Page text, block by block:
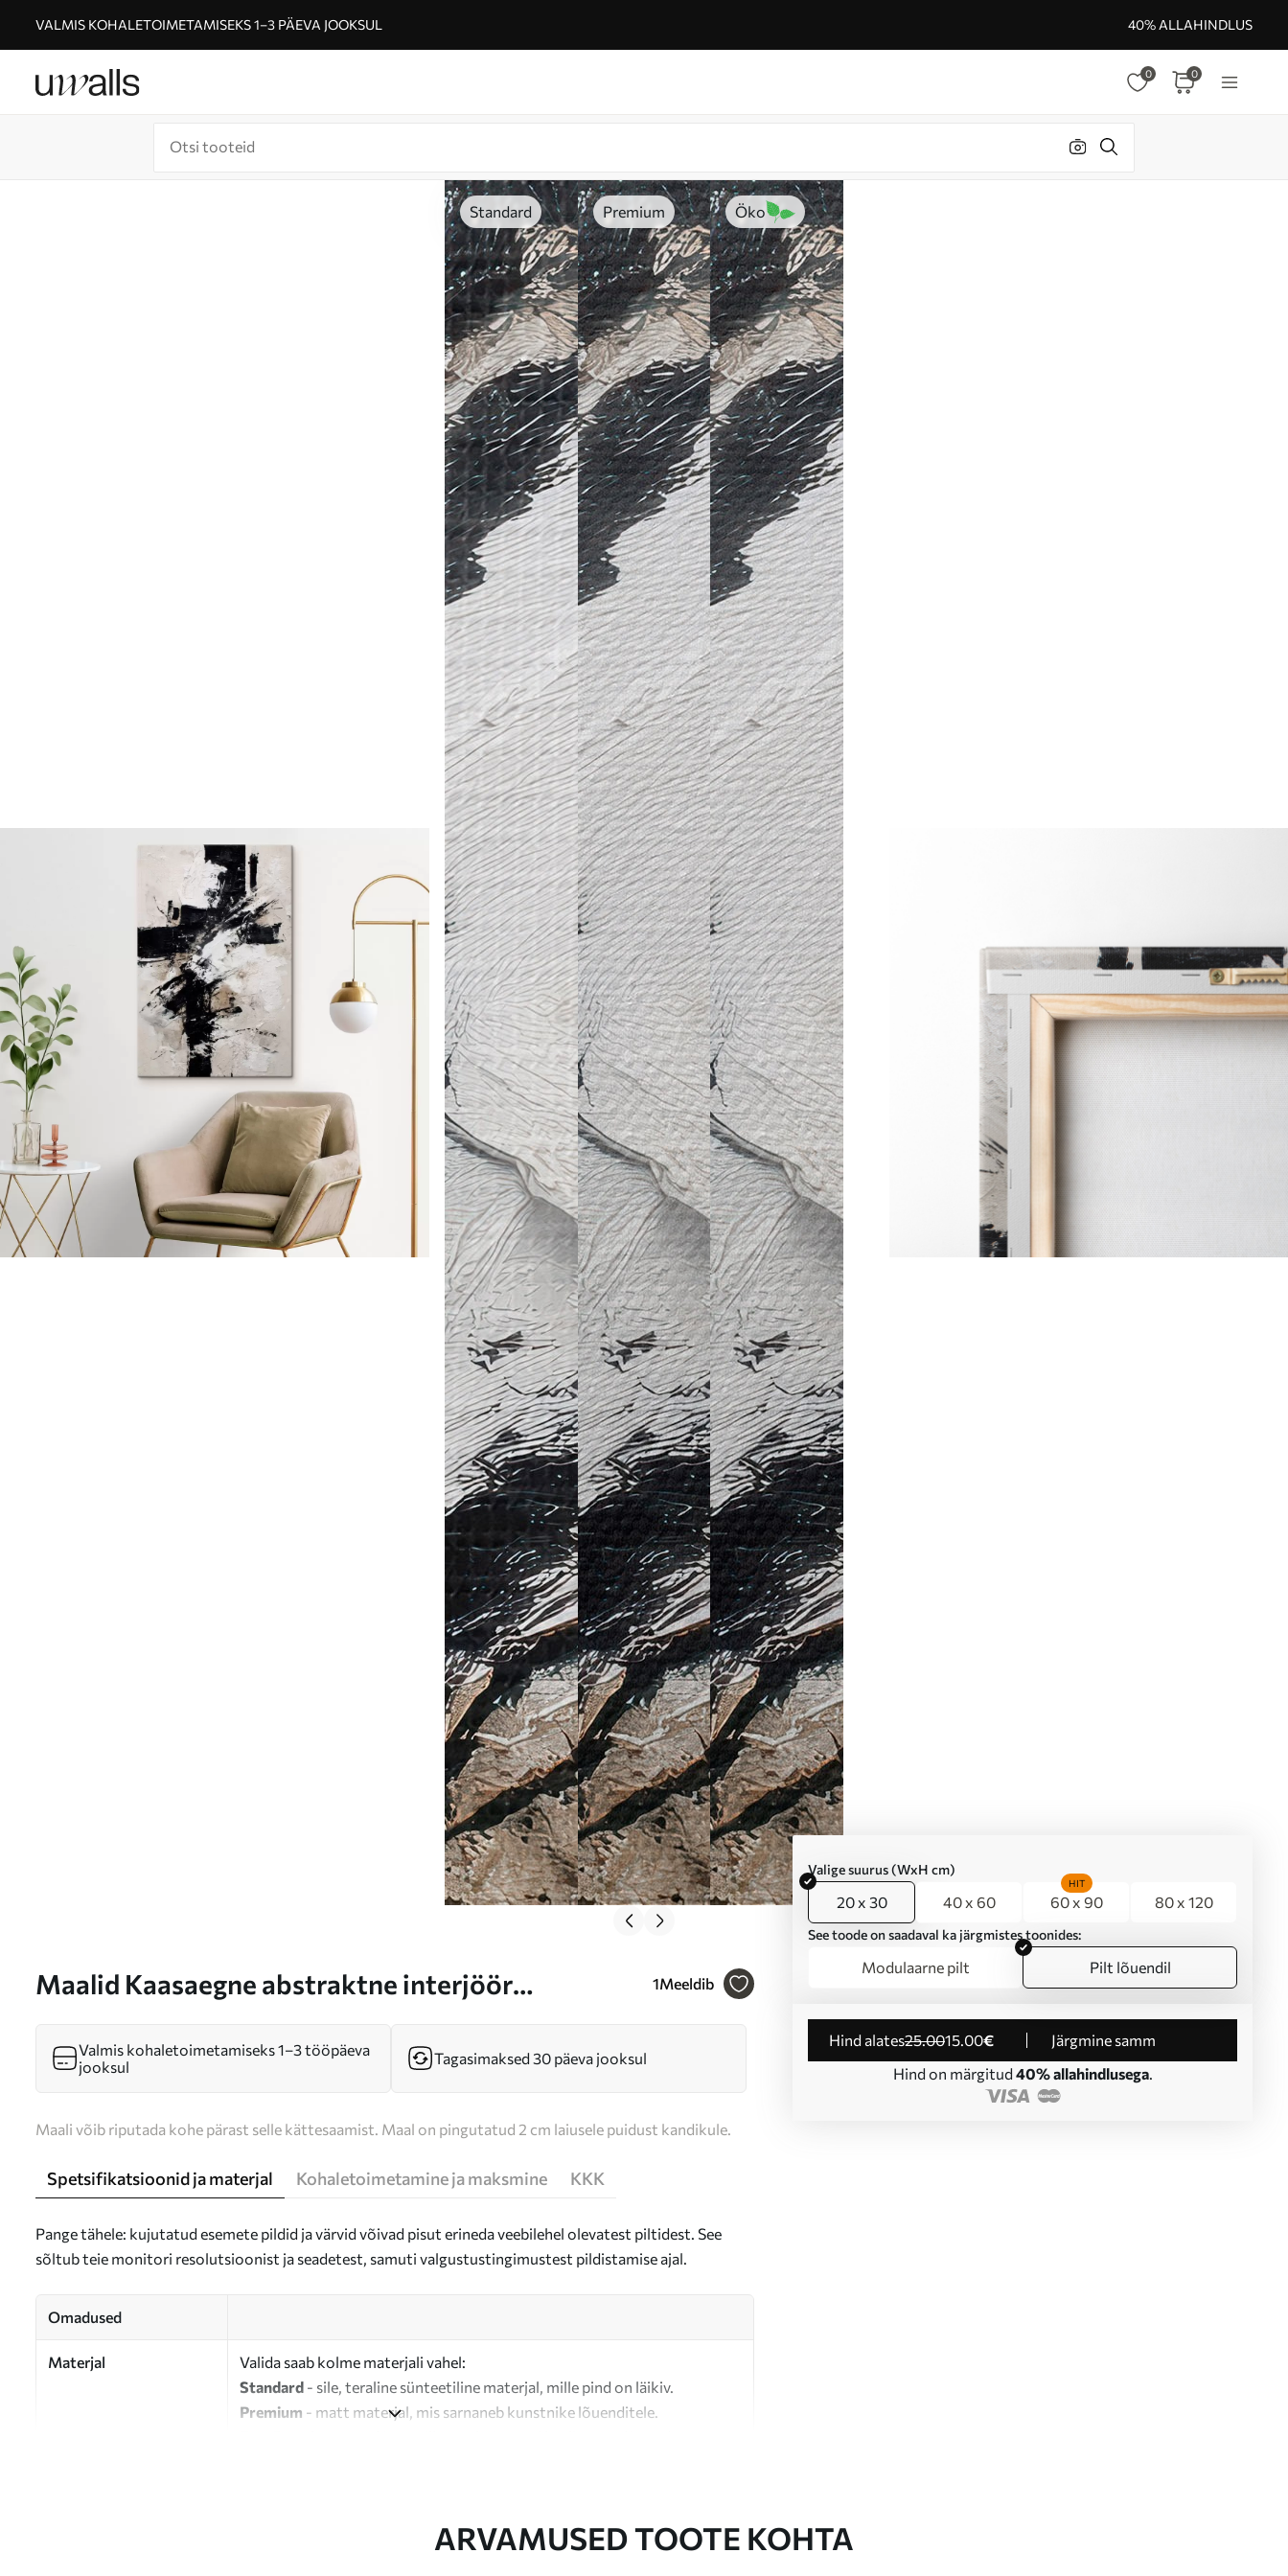
VALMIS KOHALETOIMETAMISEKS 1–3 PÄEVA JOOKSUL 40% ALLAHINDLUS
0 0
Standard Premium Öko
Maalid Kaasaegne abstraktne interjöör
lõuendimaalistiilis Nr s47090
1Meeldib
Valige suurus (WxH cm)
20 x 30 40 x 60 60 x 90
HIT
80 x 120
See toode on saadaval ka järgmistes toonides:
Modulaarne pilt Pilt lõuendil
Hind alates25.0015.00€
Järgmine samm
Hind on märgitud 40% allahindlusega.
Valmis kohaletoimetamiseks 1–3 tööpäeva
jooksul
Tagasimaksed 30 päeva jooksul
Maali võib riputada kohe pärast selle kättesaamist. Maal on pingutatud 2 cm laiusele puidust kandikule.
Spetsifikatsioonid ja materjal Kohaletoimetamine ja maksmine KKK
Pange tähele: kujutatud esemete pildid ja värvid võivad pisut erineda veebilehel olevatest piltidest. See
sõltub teie monitori resolutsioonist ja seadetest, samuti valgustustingimustest pildistamise ajal.
Omadused
Materjal
Valida saab kolme materjali vahel:
Standard - sile, teraline sünteetiline materjal, mille pind on läikiv.
Premium - matt materjal, mis sarnaneb kunstnike lõuenditele.
ARVAMUSED TOOTE KOHTA